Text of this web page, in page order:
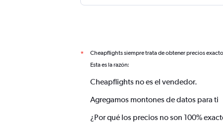
* Cheapflights siempre trata de obtener precios
Esta es la razón:
Cheapflights no es el vendedor.
Agregamos montones de datos para ti
¿Por qué los precios no son 100%